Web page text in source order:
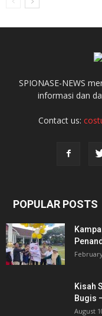
SPIONASE-NEWS
informasi dan
Contact us:
POPULAR POSTS
Kisah
Bugis
August